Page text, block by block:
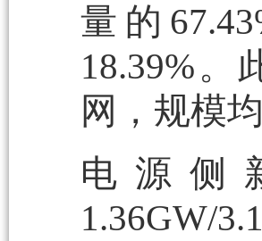
量的
18.39%
网，规模
电源侧
1.36GW/